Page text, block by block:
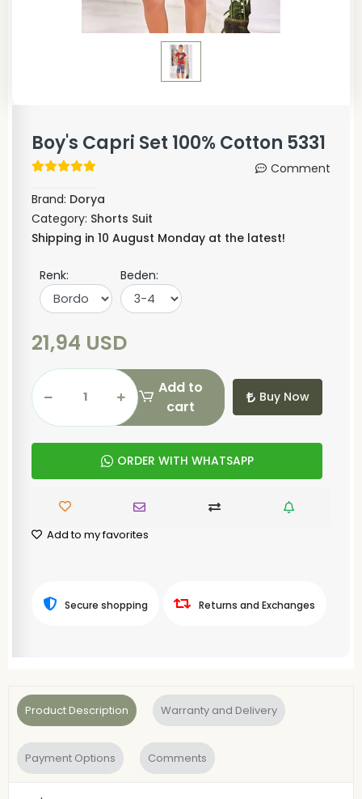
Boy's Capri Set 100% Cotton 5331
Comment
Brand: Dorya
Category: Shorts Suit
Shipping in 10 August Monday at the latest!
Renk: Beden:
21,94 USD
Add to
cart
Buy Now
ORDER WITH WHATSAPP
Add to my favorites
Secure shopping Returns and Exchanges
Product Description Warranty and Delivery
Payment Options Comments